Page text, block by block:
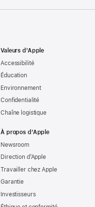
Valeurs d’Apple
Accessibilité
Éducation
Environnement
Confidentialité
Chaîne logistique
À propos d’Apple
Newsroom
Direction d’Apple
Travailler chez Apple
Garantie
Investisseurs